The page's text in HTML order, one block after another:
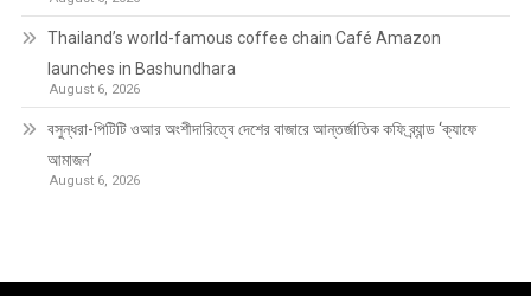
Thailand’s world-famous coffee chain Café Amazon
launches in Bashundhara
August 6, 2026
বসুন্ধরা-পিটিটি ওআর অংশীদারিত্বে দেশের বাজারে আন্তর্জাতিক কফি ব্র্যান্ড ‘ক্যাফে
আমাজন’
August 6, 2026